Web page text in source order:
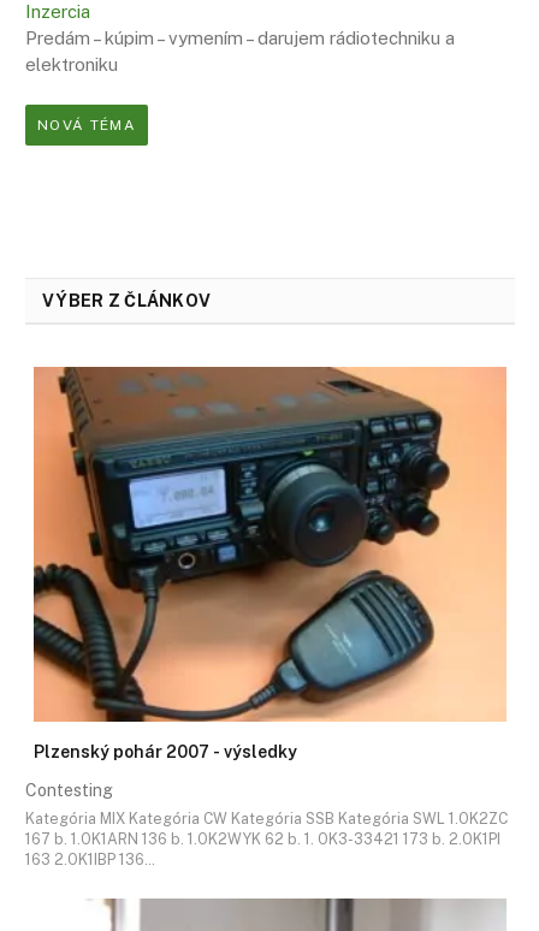
Inzercia
Predám – kúpim – vymením – darujem rádiotechniku a
elektroniku
NOVÁ TÉMA
VÝBER Z ČLÁNKOV
Plzenský pohár 2007 - výsledky
Contesting
Kategória MIX Kategória CW Kategória SSB Kategória SWL 1.OK2ZC
167 b. 1.OK1ARN 136 b. 1.OK2WYK 62 b. 1. OK3-33421 173 b. 2.OK1PI
163 2.OK1IBP 136…